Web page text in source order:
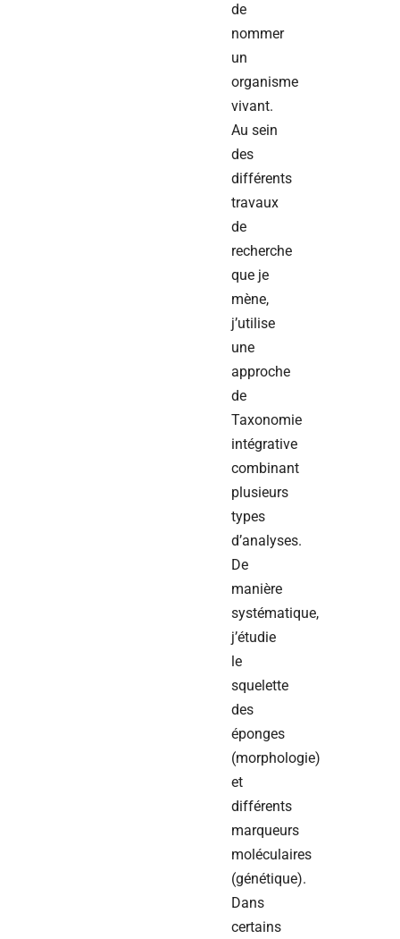
de
nommer
un
organisme
vivant.
Au sein
des
différents
travaux
de
recherche
que je
mène,
j’utilise
une
approche
de
Taxonomie
intégrative
combinant
plusieurs
types
d’analyses.
De
manière
systématique,
j’étudie
le
squelette
des
éponges
(morphologie)
et
différents
marqueurs
moléculaires
(génétique).
Dans
certains